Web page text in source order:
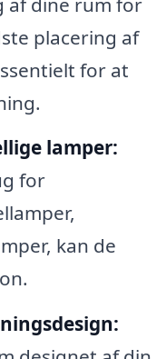
placering af
for at
lamper:
for
kan de